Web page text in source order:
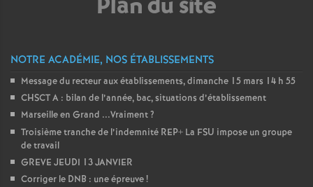
o
n
NOTRE ACADÉMIE, NOS ÉTABLISSEMENTS
Message du recteur aux établissements, dimanche 15 mars 14 h 55
CHSCT A : bilan de l’année, bac, situations d’établissement
Marseille en Grand ...Vraiment?
Troisième tranche de l’indemnité REP+ La FSU impose un groupe
de travail
GREVE JEUDI 13 JANVIER
Corriger le DNB : une épreuve!